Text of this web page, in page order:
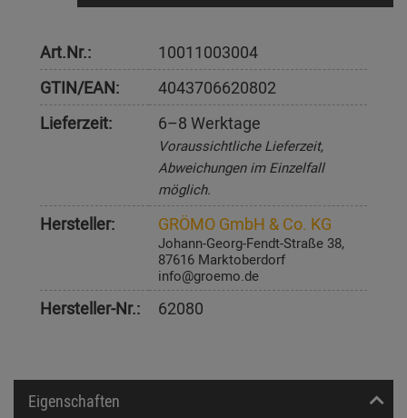
Art.Nr.:
10011003004
GTIN/EAN:
4043706620802
Lieferzeit:
6–8 Werktage
Voraussichtliche Lieferzeit,
Abweichungen im Einzelfall
möglich.
Hersteller: GRÖMO GmbH & Co. KG
Johann-Georg-Fendt-Straße 38,
87616 Marktoberdorf
info@groemo.de
Hersteller-Nr.: 62080
Eigenschaften